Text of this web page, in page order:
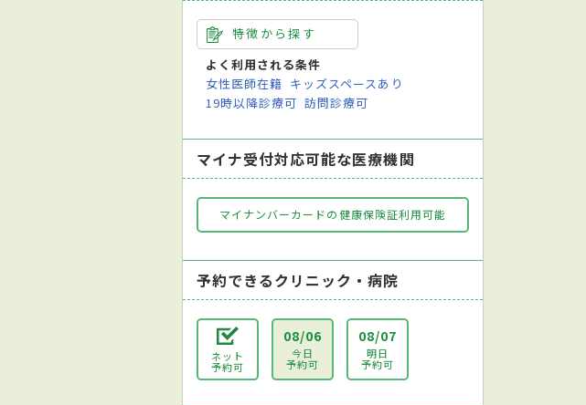
特徴から探す
よく利用される条件
女性医師在籍 キッズスペースあり
19時以降診療可 訪問診療可
マイナ受付対応可能な医療機関
マイナンバーカードの健康保険証利用可能
予約できるクリニック・病院
ネット
予約可
08/06
今日
予約可
08/07
明日
予約可